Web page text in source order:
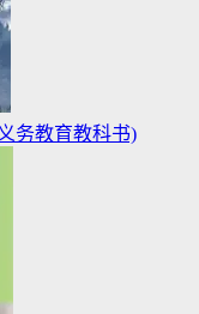
务教育教科书)